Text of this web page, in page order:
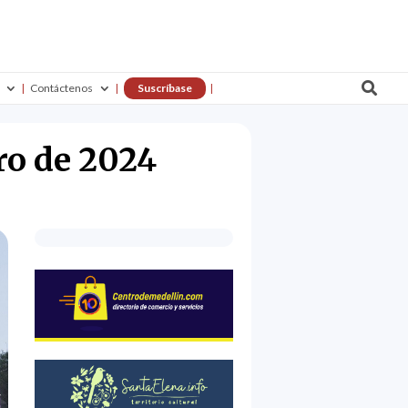
Contáctenos Suscríbase 
de 2024